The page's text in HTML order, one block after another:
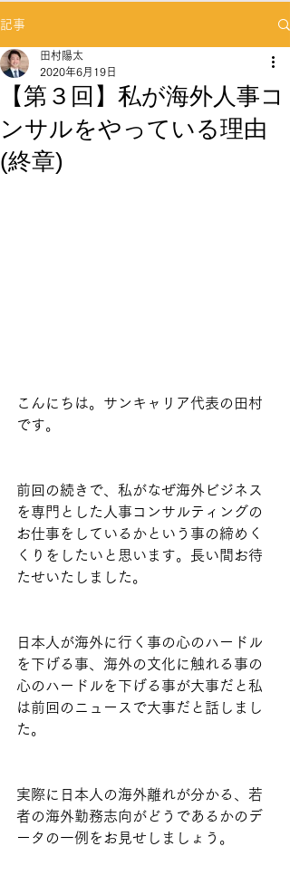
記事
【第３回】私が海外人事コ
ンサルをやっている理由
(終章)
田村陽太
2020年6月19日
こんにちは。サンキャリア代表の田村
です。
前回の続きで、私がなぜ海外ビジネス
を専門とした人事コンサルティングの
お仕事をしているかという事の締めく
くりをしたいと思います。長い間お待
たせいたしました。
日本人が海外に行く事の心のハードル
を下げる事、海外の文化に触れる事の
心のハードルを下げる事が大事だと私
は前回のニュースで大事だと話しまし
た。
実際に日本人の海外離れが分かる、若
者の海外勤務志向がどうであるかのデ
ータの一例をお見せしましょう。